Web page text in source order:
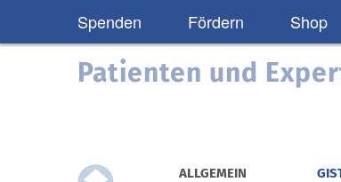
Spenden Fördern Shop
Patienten und
ALLGEMEIN